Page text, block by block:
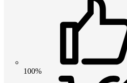
100%